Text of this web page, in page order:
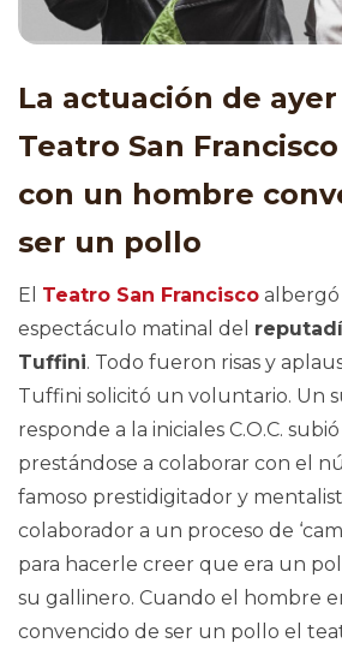
La actuación de
Teatro San
con un hombre
ser un pollo
El Teatro San Francisco albergó
espectáculo matinal del
Tuffini. Todo fueron risas y
Tuffini solicitó un voluntario. Un
responde a la iniciales C.O.C.
prestándose a colaborar con el
famoso prestidigitador y
colaborador a un proceso de
para hacerle creer que era un
su gallinero. Cuando el hombre
convencido de ser un pollo el